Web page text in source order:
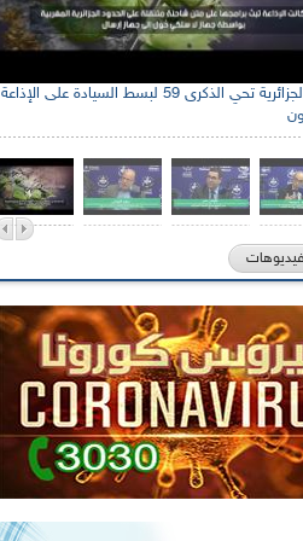
الإذاعة الجزائرية تحي الذكرى 59 لبسط السيادة على الإذاعة